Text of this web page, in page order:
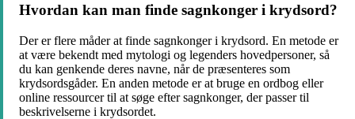
Hvordan kan man finde sagnkonger i krydsord?
Der er flere måder at finde sagnkonger i krydsord. En metode er
at være bekendt med mytologi og legenders hovedpersoner, så
du kan genkende deres navne, når de præsenteres som
krydsordsgåder. En anden metode er at bruge en ordbog eller
online ressourcer til at søge efter sagnkonger, der passer til
beskrivelserne i krydsordet.